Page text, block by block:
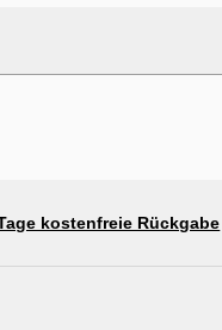
kostenfreie Rückgabe